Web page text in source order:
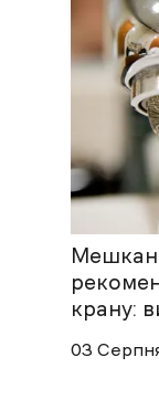
крану:
03